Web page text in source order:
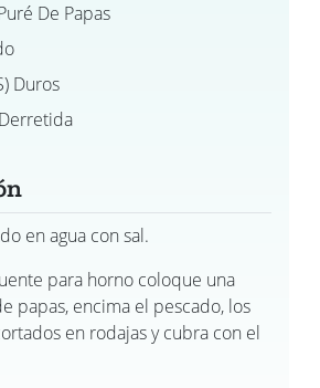
De Papas
Duros
en agua con sal.
para horno coloque una
papas, encima el pescado, los
en rodajas y cubra con el